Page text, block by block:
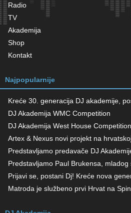
Radio
TV
Akademija
Shop
Kontakt
Najpopularnije
Kreće 30. generacija DJ akademije,
DJ Akademija WMC Competition
DJ Akademija West House Competition
Artex & Nexus novi projekt na
Predstavljamo predavače DJ
Predstavljamo Paul Brukensa, mladog
Prijavi se, postani Dj! Kreće nova
Matroda je službeno prvi Hrvat na